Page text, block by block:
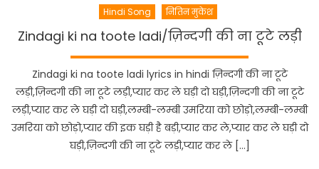
Hindi Song नितिन मुकेश
Zindagi ki na toote ladi/ज़िन्दगी की ना टूटे लड़ी
Zindagi ki na toote ladi lyrics in hindi ज़िन्दगी की ना टूटे
लड़ी,ज़िन्दगी की ना टूटे लड़ी,प्यार कर ले घड़ी दो घड़ी,ज़िन्दगी की ना टूटे
लड़ी,प्यार कर ले घड़ी दो घड़ी,लम्बी-लम्बी उमरिया को छोड़ो,लम्बी-लम्बी
उमरिया को छोड़ो,प्यार की इक घड़ी है बड़ी,प्यार कर ले,प्यार कर ले घड़ी दो
घड़ी,ज़िन्दगी की ना टूटे लड़ी,प्यार कर ले […]